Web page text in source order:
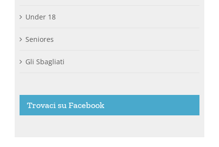
Under 18
Seniores
Gli Sbagliati
Trovaci su Facebook